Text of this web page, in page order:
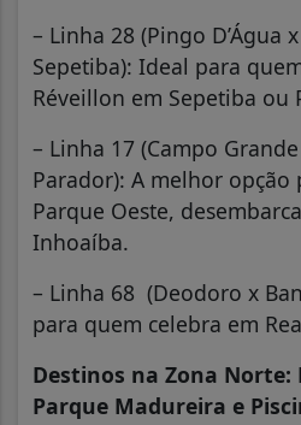
– Linha 28 (Pingo D’Água
Sepetiba): Ideal para
Réveillon em Sepetiba ou
– Linha 17 (Campo
Parador): A melhor opção
Parque Oeste,
Inhoaíba.
– Linha 68 (Deodoro x
para quem celebra em
Destinos na Zona Norte:
Parque Madureira e